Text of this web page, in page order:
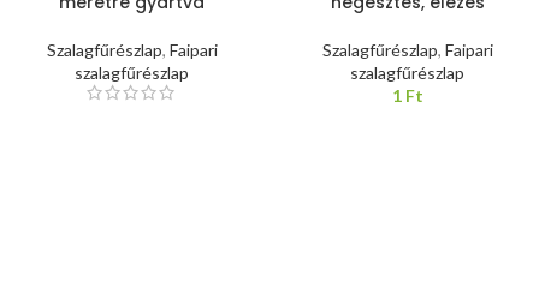
Szalagfűrészlap, Faipari
szalagfűrészlap
Szalagfűrészlap, Faipari
szalagfűrészlap
1 Ft